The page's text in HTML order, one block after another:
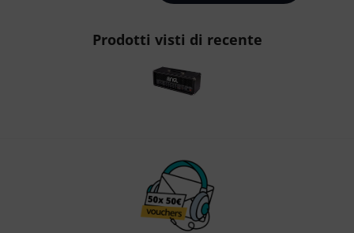
Prodotti visti di recente